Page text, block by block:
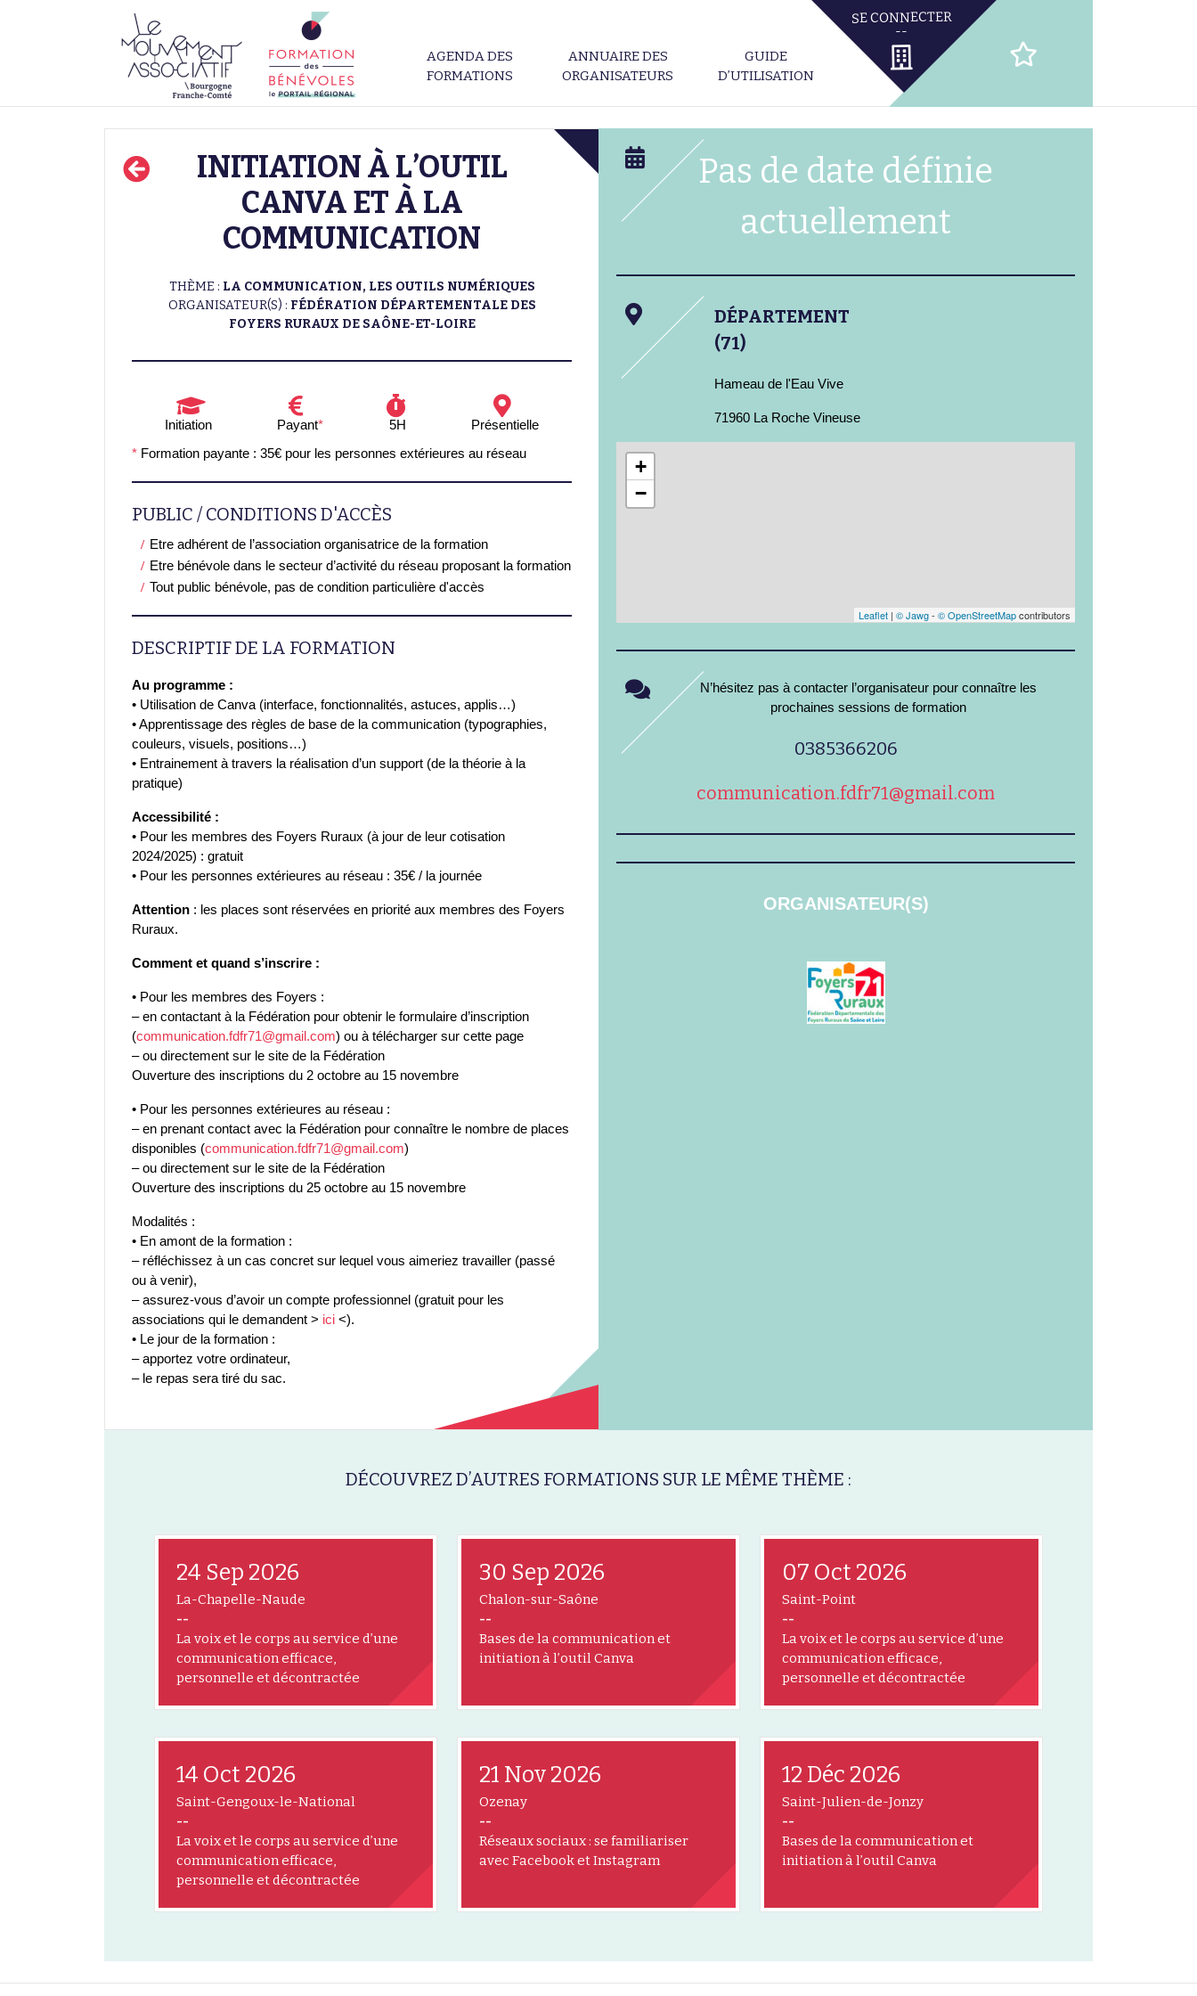
AGENDA DES
FORMATIONS
ANNUAIRE DES
ORGANISATEURS
GUIDE
D’UTILISATION
INITIATION À L’OUTIL
CANVA ET À LA
COMMUNICATION
THÈME : LA COMMUNICATION, LES OUTILS NUMÉRIQUES
ORGANISATEUR(S) : FÉDÉRATION DÉPARTEMENTALE DES
FOYERS RURAUX DE SAÔNE-ET-LOIRE
Initiation Payant* 5H
Présentielle
* Formation payante : 35€ pour les personnes extérieures au réseau
PUBLIC / CONDITIONS D'ACCÈS
Etre adhérent de l’association organisatrice de la formation
Etre bénévole dans le secteur d’activité du réseau proposant la formation
Tout public bénévole, pas de condition particulière d'accès
DESCRIPTIF DE LA FORMATION
Au programme :
• Utilisation de Canva (interface, fonctionnalités, astuces, applis…)
• Apprentissage des règles de base de la communication (typographies,
couleurs, visuels, positions…)
• Entrainement à travers la réalisation d’un support (de la théorie à la
pratique)
Accessibilité :
• Pour les membres des Foyers Ruraux (à jour de leur cotisation
2024/2025) : gratuit
• Pour les personnes extérieures au réseau : 35€ / la journée
Attention : les places sont réservées en priorité aux membres des Foyers
Ruraux.
Comment et quand s’inscrire :
• Pour les membres des Foyers :
– en contactant à la Fédération pour obtenir le formulaire d’inscription
(communication.fdfr71@gmail.com) ou à télécharger sur cette page
– ou directement sur le site de la Fédération
Ouverture des inscriptions du 2 octobre au 15 novembre
• Pour les personnes extérieures au réseau :
– en prenant contact avec la Fédération pour connaître le nombre de places
disponibles (communication.fdfr71@gmail.com)
– ou directement sur le site de la Fédération
Ouverture des inscriptions du 25 octobre au 15 novembre
Modalités :
• En amont de la formation :
– réfléchissez à un cas concret sur lequel vous aimeriez travailler (passé
ou à venir),
– assurez-vous d’avoir un compte professionnel (gratuit pour les
associations qui le demandent > ici <).
• Le jour de la formation :
– apportez votre ordinateur,
– le repas sera tiré du sac.
Pas de date définie
actuellement
DÉPARTEMENT
(71)
Hameau de l'Eau Vive
71960 La Roche Vineuse
+
−
Leaflet | © Jawg- © OpenStreetMapcontributors
N’hésitez pas à contacter l’organisateur pour connaître les
prochaines sessions de formation
0385366206
communication.fdfr71@gmail.com
ORGANISATEUR(S)
DÉCOUVREZ D’AUTRES FORMATIONS SUR LE MÊME THÈME :
24 Sep 2026
La-Chapelle-Naude
--
La voix et le corps au service d’une
communication efficace,
personnelle et décontractée
30 Sep 2026
Chalon-sur-Saône
--
Bases de la communication et
initiation à l’outil Canva
07 Oct 2026
Saint-Point
--
La voix et le corps au service d’une
communication efficace,
personnelle et décontractée
14 Oct 2026
Saint-Gengoux-le-National
--
La voix et le corps au service d’une
communication efficace,
personnelle et décontractée
21 Nov 2026
Ozenay
--
Réseaux sociaux : se familiariser
avec Facebook et Instagram
12 Déc 2026
Saint-Julien-de-Jonzy
--
Bases de la communication et
initiation à l’outil Canva